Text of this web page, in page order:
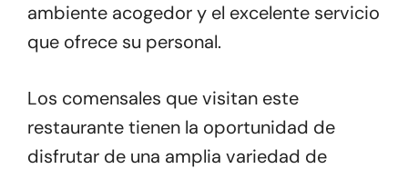
ambiente acogedor y el excelente servicio
que ofrece su personal.
Los comensales que visitan este
restaurante tienen la oportunidad de
disfrutar de una amplia variedad de